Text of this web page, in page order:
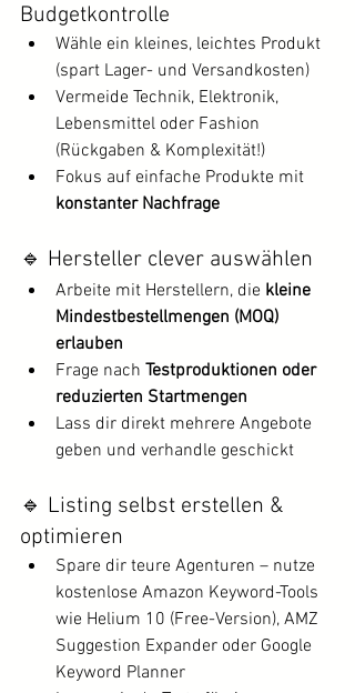
Budgetkontrolle
Wähle ein kleines, leichtes Produkt
(spart Lager- und Versandkosten)
Vermeide Technik, Elektronik,
Lebensmittel oder Fashion
(Rückgaben & Komplexität!)
Fokus auf einfache Produkte mit
konstanter Nachfrage
🔹 Hersteller clever auswählen
Arbeite mit Herstellern, die kleine
Mindestbestellmengen (MOQ)
erlauben
Frage nach Testproduktionen oder
reduzierten Startmengen
Lass dir direkt mehrere Angebote
geben und verhandle geschickt
🔹 Listing selbst erstellen &
optimieren
Spare dir teure Agenturen – nutze
kostenlose Amazon Keyword-Tools
wie Helium 10 (Free-Version), AMZ
Suggestion Expander oder Google
Keyword Planner